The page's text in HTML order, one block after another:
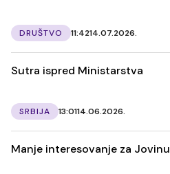
DRUŠTVO 11:4214.07.2026.
Sutra ispred Ministarstva
SRBIJA 13:0114.06.2026.
Manje interesovanje za Jovinu